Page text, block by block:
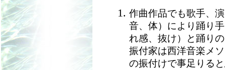
作曲作品でも歌手、
音、体）により踊り
れ感、抜け）と踊り
振付家は西洋音楽メ
の振付けで事足りる